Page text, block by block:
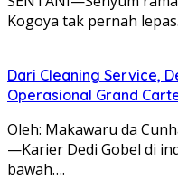
Kogoya tak pernah
Dari Cleaning Service,
Operasional Grand
Oleh: Makawaru da
—Karier Dedi Gobel di
bawah….